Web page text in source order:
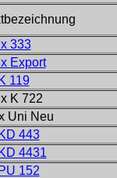
333
Export
119
K 722
Uni Neu
443
4431
152